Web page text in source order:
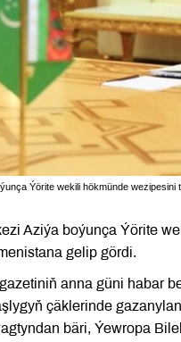
Ýörite wekili hökmünde wezipesini
Aziýa boýunça Ýörite
gelip gördi.
anna güni habar
çäklerinde
bäri, Ýewropa